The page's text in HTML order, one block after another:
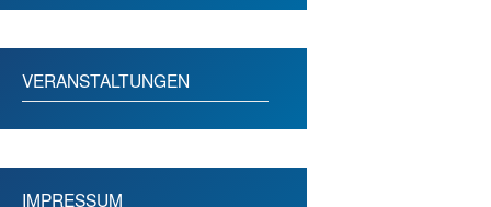
VERANSTALTUNGEN
IMPRESSUM